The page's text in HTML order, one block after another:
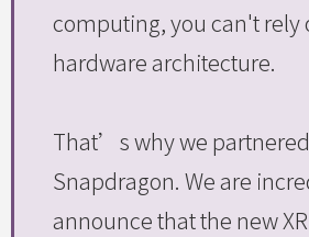
computing, you can't rely
hardware architecture.
That’s why we
Snapdragon. We are
announce that the new